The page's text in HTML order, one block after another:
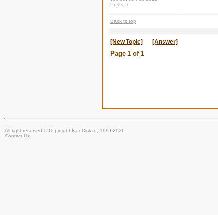
Posts: 1
Back to top
[New Topic] [Answer]
Page 1 of 1
All right reserved © Copyright FreeDisk.ru, 1999-2026
Contact Us